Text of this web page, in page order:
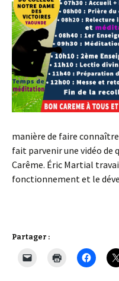
manière de faire
fait parvenir une vidéo de
Carême. Éric Martial
fonctionnement et le
Partager :